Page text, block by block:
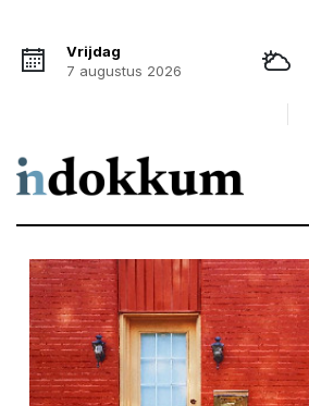
Vrijdag
7 augustus 2026